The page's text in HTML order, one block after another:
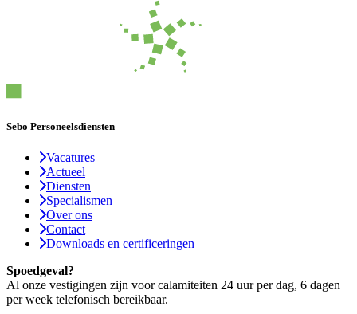
Sebo Personeelsdiensten
Vacatures
Actueel
Diensten
Specialismen
Over ons
Contact
Downloads en certificeringen
Spoedgeval?
Al onze vestigingen zijn voor calamiteiten 24 uur per dag, 6 dagen
per week telefonisch bereikbaar.